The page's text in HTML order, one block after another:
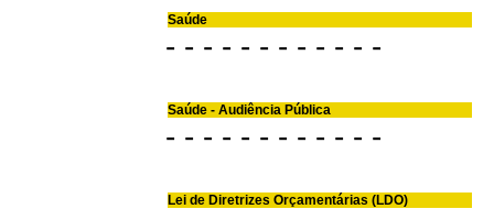
Saúde
- - - - - - - - - - - -
Saúde - Audiência Pública
- - - - - - - - - - - -
Lei de Diretrizes Orçamentárias (LDO)